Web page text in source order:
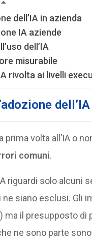
dell’IA in azienda
IA aziende
dell’IA
misurabile
rivolta ai livelli
prima volta all’IA o
comuni.
riguardi solo alcuni
siano esclusi. Gli
il presupposto di
ne sono parte